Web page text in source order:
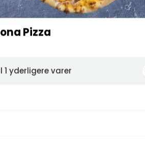
Artiskok, Tacosauce, Spaghetti,
Kebab, Muslinger, Bacon, Kødsauce,
Kylling, Oksefilet, Dressing,
Pizza
yderligere varer